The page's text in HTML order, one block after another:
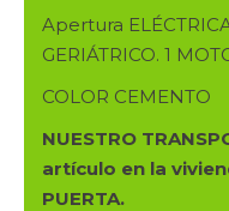
CEMENTO
cantidad
Apertura
GERIÁTRICO. 1
COLOR CEMENTO
NUESTRO
artículo en la
PUERTA.